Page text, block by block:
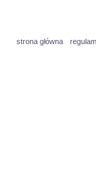
strona główna